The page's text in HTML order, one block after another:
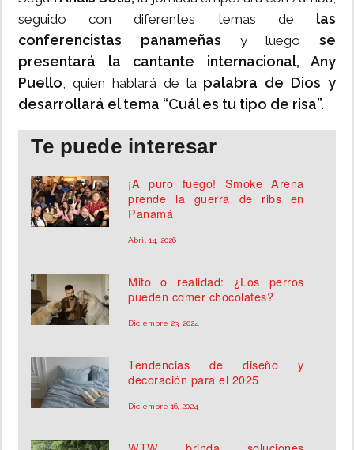
seguido con diferentes temas de las
conferencistas panameñas y luego se
presentará la cantante internacional, Any
Puello, quien hablará de la palabra de Dios y
desarrollará el tema “Cuál es tu tipo de risa”.
Te puede interesar
¡A puro fuego! Smoke Arena
prende la guerra de ribs en
Panamá
Abril 14, 2026
Mito o realidad: ¿Los perros
pueden comer chocolates?
Diciembre 23, 2024
Tendencias de diseño y
decoración para el 2025
Diciembre 16, 2024